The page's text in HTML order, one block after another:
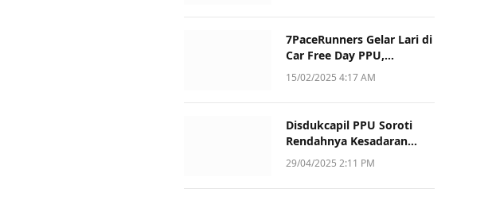
7PaceRunners Gelar Lari di
Car Free Day PPU,
Kampanye Gaya Hidup
15/02/2025 4:17 AM
Disdukcapil PPU Soroti
Rendahnya Kesadaran
Warga Soal Pelaporan
29/04/2025 2:11 PM